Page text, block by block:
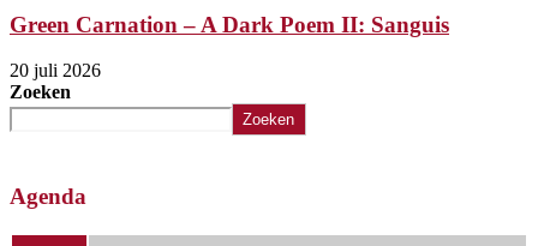
Green Carnation – A Dark Poem II: Sanguis
20 juli 2026
Zoeken
Zoeken
Agenda